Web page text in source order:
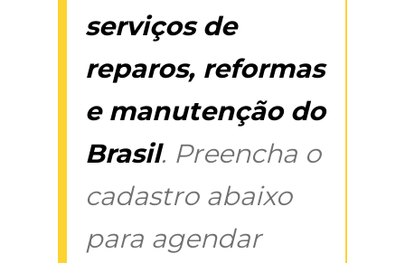
serviços de
reparos, reformas
e manutenção do
Brasil. Preencha o
cadastro abaixo
para agendar